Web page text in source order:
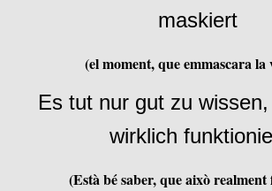
maskiert
(el moment, que emmascara la
Es tut nur gut zu
wirklich
(Està bé saber, que això